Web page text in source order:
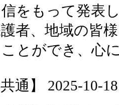
をもって発表
者、地域の皆
とができ、心
共通】 2025-10-